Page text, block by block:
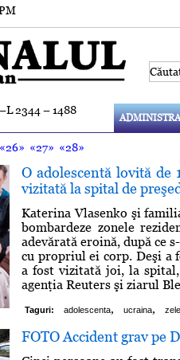
2344 – 1488
«26» «27» «28»
O adolescentă lovită
vizitată la spital de
Katerina Vlasenko şi
bombardeze zonele
adevărată eroină, după ce
cu propriul ei corp. Deşi a
a fost vizitată joi, la
agenţia Reuters şi ziarul
Taguri: adolescenta, ucraina,
FOTO Accident grav pe